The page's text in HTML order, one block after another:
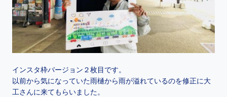
インスタ枠バージョン２枚目です。
以前から気になっていた雨樋から雨が溢れているのを修正に大
工さんに来てもらいました。